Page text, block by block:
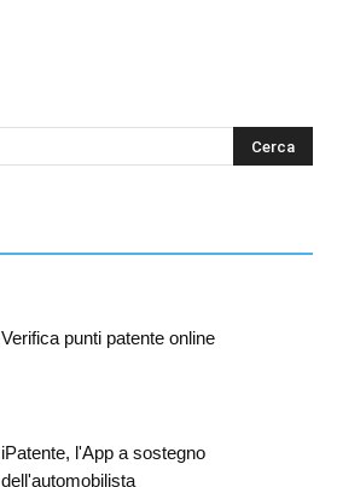
s
Verifica punti patente online
iPatente, l'App a sostegno
dell'automobilista